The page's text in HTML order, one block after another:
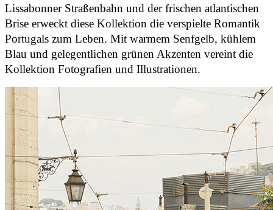
Lissabonner Straßenbahn und der frischen atlantischen
Brise erweckt diese Kollektion die verspielte Romantik
Portugals zum Leben. Mit warmem Senfgelb, kühlem
Blau und gelegentlichen grünen Akzenten vereint die
Kollektion Fotografien und Illustrationen.